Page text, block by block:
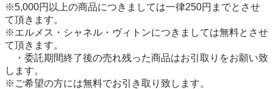
※5,000円以上の商品につきましては一律250円までとさせ
て頂きます。
※エルメス・シャネル・ヴィトンにつきましては無料とさせ
て頂きます。
・委託期間終了後の売れ残った商品はお引取りをお願い致
します。
※ご希望の方には無料でお引き取り致します。